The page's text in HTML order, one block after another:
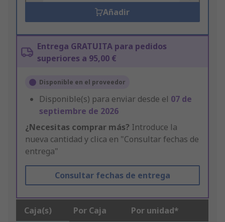
Añadir
Entrega GRATUITA para pedidos
superiores a 95,00 €
Disponible en el proveedor
Disponible(s) para enviar desde el 07 de
septiembre de 2026
¿Necesitas comprar más? Introduce la
nueva cantidad y clica en "Consultar fechas de
entrega"
Consultar fechas de entrega
Caja(s) Por Caja Por unidad*